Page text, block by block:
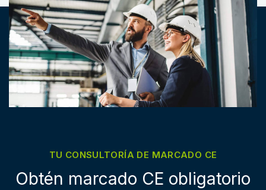
TU CONSULTORÍA DE MARCADO CE
Obtén marcado CE obligatorio